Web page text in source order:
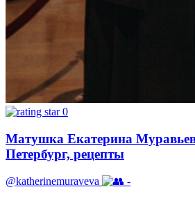
0
Матушка Екатерина
Петербург, рецепты
@katherinemuraveva -